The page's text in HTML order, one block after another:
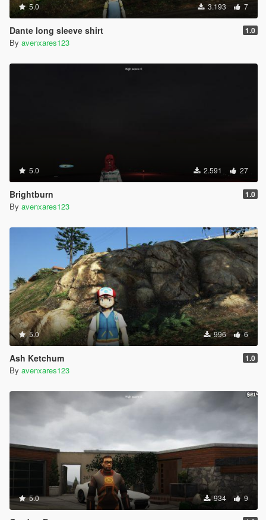
5.0 3.193 7
Dante long sleeve shirt 1.0
By avenxares123
5.0 2.591 27
Brightburn 1.0
By avenxares123
5.0 996 6
Ash Ketchum 1.0
By avenxares123
5.0 934 9